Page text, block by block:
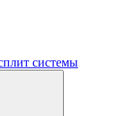
системы